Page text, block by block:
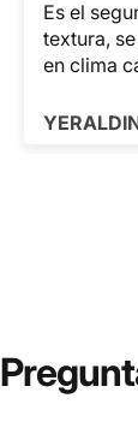
karol